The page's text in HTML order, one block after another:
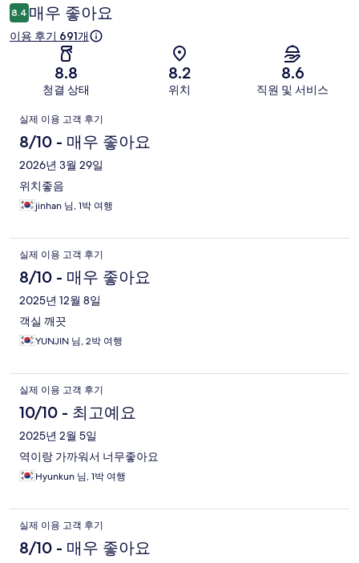
후
기
8.4 매우 좋아요
이용 후기 691개
8.8
청결 상태
8.2
위치
8.6
직원 및 서비스
이
용
후
기
실제 이용 고객 후기
8/10 - 매우 좋아요
2026년 3월 29일
위치좋음
jinhan 님, 1박 여행
실제 이용 고객 후기
8/10 - 매우 좋아요
2025년 12월 8일
객실 깨끗
YUNJIN 님, 2박 여행
실제 이용 고객 후기
10/10 - 최고예요
2025년 2월 5일
역이랑 가까워서 너무좋아요
Hyunkun 님, 1박 여행
실제 이용 고객 후기
8/10 - 매우 좋아요